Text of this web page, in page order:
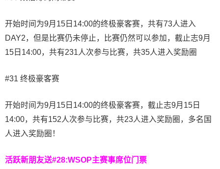
开始时间为9月15日14:00的终极豪客赛，共有73人进入
DAY2，但是比赛仍未停止，比赛仍然可以参加，截止志9月
15日14:00，共有231人次参与比赛，共35人进入奖励圈
#31 终极豪客赛
开始时间为9月15日14:00的终极豪客赛，截止志9月15日
14:00，共有152人次参与比赛，共23人进入奖励圈，多名国
人进入奖励圈！
活跃新朋友送#28:WSOP主赛事席位门票